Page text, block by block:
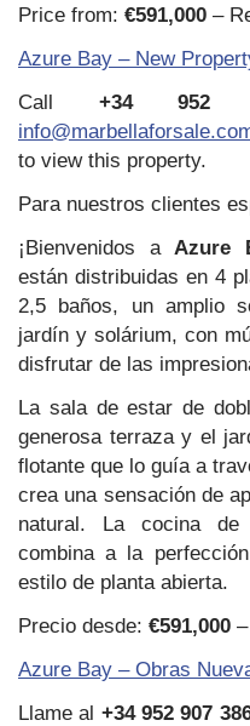
Price from: €591,000 –
Azure Bay – New
Call +34 952
to view this property.
Para nuestros clientes
¡Bienvenidos a Azure
están distribuidas en 4
2,5 baños, un amplio
jardín y solárium, con
disfrutar de las
La sala de estar de
generosa terraza y el
flotante que lo guía a
crea una sensación de
natural. La cocina de
combina a la
estilo de planta abierta.
Precio desde: €591,000
Azure Bay – Obras
Llame al +34 952 907